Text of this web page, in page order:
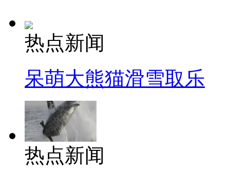
热点新闻
呆萌大熊猫滑雪取乐
热点新闻